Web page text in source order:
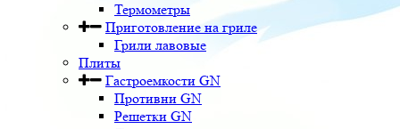
Термометры
Приготовление на гриле
Грили лавовые
Плиты
Гастроемкости GN
Противни GN
Решетки GN